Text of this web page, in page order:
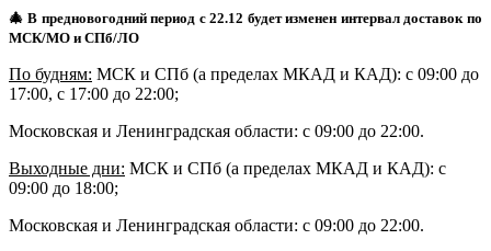
🎄 В предновогодний период с 22.12 будет изменен интервал доставок по
МСК/МО и СПб/ЛО
По будням: МСК и СПб (а пределах МКАД и КАД): с 09:00 до
17:00, с 17:00 до 22:00;
Московская и Ленинградская области: с 09:00 до 22:00.
Выходные дни: МСК и СПб (а пределах МКАД и КАД): с
09:00 до 18:00;
Московская и Ленинградская области: с 09:00 до 22:00.